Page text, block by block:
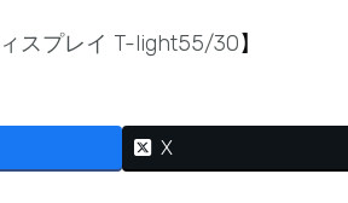
スプレイ T-light55/30】
X